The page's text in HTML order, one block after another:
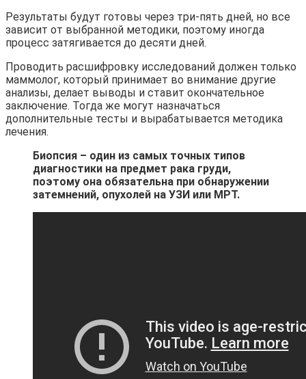
Результаты будут готовы через три-пять дней, но все
зависит от выбранной методики, поэтому иногда
процесс затягивается до десяти дней.
Проводить расшифровку исследований должен только
маммолог, который принимает во внимание другие
анализы, делает выводы и ставит окончательное
заключение. Тогда же могут назначаться
дополнительные тесты и вырабатывается методика
лечения.
Биопсия – один из самых точных типов
диагностики на предмет рака груди,
поэтому она обязательна при обнаружении
затемнений, опухолей на УЗИ или МРТ.